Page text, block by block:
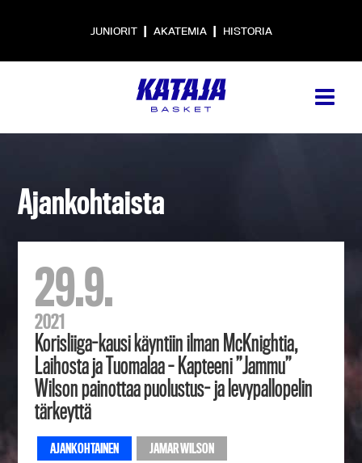
JUNIORIT | AKATEMIA | HISTORIA
Ajankohtaista
29.9.
2021
Korisliiga-kausi käyntiin ilman McKnightia,
Laihosta ja Tuomalaa – Kapteeni ”Jammu”
Wilson painottaa puolustus- ja levypallopelin
tärkeyttä
AJANKOHTAINEN JAMAR WILSON